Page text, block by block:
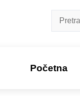
Početna